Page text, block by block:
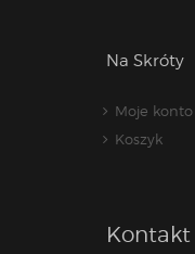
Na Skróty
Moje konto
Koszyk
Kontakt